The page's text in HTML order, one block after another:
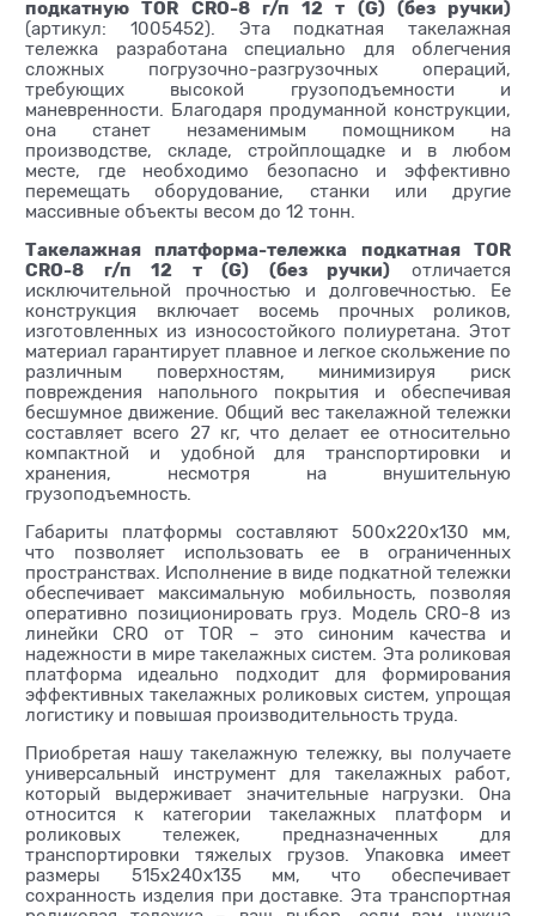
подкатную TOR CRO-8 г/п 12 т (G) (без ручки)
(артикул: 1005452). Эта подкатная такелажная
тележка разработана специально для облегчения
сложных погрузочно-разгрузочных операций,
требующих высокой грузоподъемности и
маневренности. Благодаря продуманной конструкции,
она станет незаменимым помощником на
производстве, складе, стройплощадке и в любом
месте, где необходимо безопасно и эффективно
перемещать оборудование, станки или другие
массивные объекты весом до 12 тонн.
Такелажная платформа-тележка подкатная TOR
CRO-8 г/п 12 т (G) (без ручки) отличается
исключительной прочностью и долговечностью. Ее
конструкция включает восемь прочных роликов,
изготовленных из износостойкого полиуретана. Этот
материал гарантирует плавное и легкое скольжение по
различным поверхностям, минимизируя риск
повреждения напольного покрытия и обеспечивая
бесшумное движение. Общий вес такелажной тележки
составляет всего 27 кг, что делает ее относительно
компактной и удобной для транспортировки и
хранения, несмотря на внушительную
грузоподъемность.
Габариты платформы составляют 500х220х130 мм,
что позволяет использовать ее в ограниченных
пространствах. Исполнение в виде подкатной тележки
обеспечивает максимальную мобильность, позволяя
оперативно позиционировать груз. Модель CRO-8 из
линейки CRO от TOR – это синоним качества и
надежности в мире такелажных систем. Эта роликовая
платформа идеально подходит для формирования
эффективных такелажных роликовых систем, упрощая
логистику и повышая производительность труда.
Приобретая нашу такелажную тележку, вы получаете
универсальный инструмент для такелажных работ,
который выдерживает значительные нагрузки. Она
относится к категории такелажных платформ и
роликовых тележек, предназначенных для
транспортировки тяжелых грузов. Упаковка имеет
размеры 515х240х135 мм, что обеспечивает
сохранность изделия при доставке. Эта транспортная